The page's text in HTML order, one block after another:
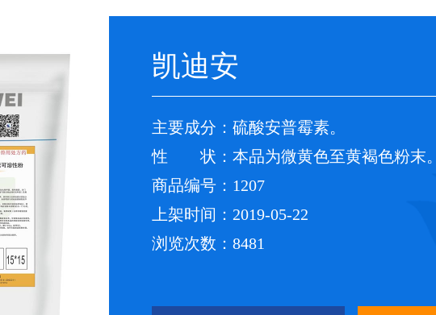
凯迪安
主要成分：硫酸安普霉素。
性 状：本品为微黄色至黄褐色粉末。
商品编号：1207
上架时间：2019-05-22
浏览次数：8481